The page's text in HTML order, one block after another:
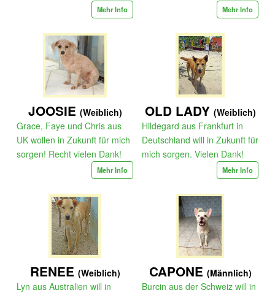
Mehr Info Mehr Info
JOOSIE (Weiblich)
Grace, Faye und Chris aus
UK wollen in Zukunft für mich
sorgen! Recht vielen Dank!
Mehr Info
OLD LADY (Weiblich)
Hildegard aus Frankfurt in
Deutschland will in Zukunft für
mich sorgen. Vielen Dank!
Mehr Info
RENEE (Weiblich)
Lyn aus Australien will in
CAPONE (Männlich)
Burcin aus der Schweiz will in